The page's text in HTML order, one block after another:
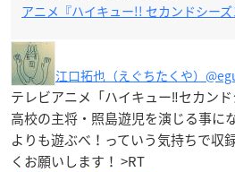
アニメ『ハイキュー!! セカンドシーズ
江口拓也（えぐちたくや）
テレビアニメ「ハイキュー‼︎セカン
高校の主将・照島遊児を演じる事に
よりも遊ぶべ！っていう気持ちで収
くお願いします！ >RT